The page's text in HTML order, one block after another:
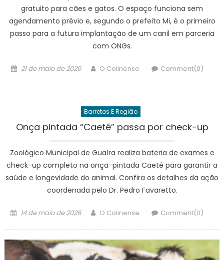
gratuito para cães e gatos. O espaço funciona sem
agendamento prévio e, segundo o prefeito Mi, é o primeiro
passo para a futura implantação de um canil em parceria
com ONGs.
Posted
21 de maio de 2026 Author
O Colinense Comment(0)
Barretos E Região
Onça pintada “Caeté” passa por check-up
Zoológico Municipal de Guaíra realiza bateria de exames e
check-up completo na onça-pintada Caeté para garantir a
saúde e longevidade do animal. Confira os detalhes da ação
coordenada pelo Dr. Pedro Favaretto.
Posted
14 de maio de 2026 Author
O Colinense Comment(0)